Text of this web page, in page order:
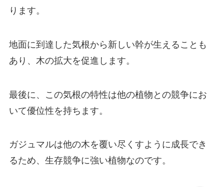
ります。
地面に到達した気根から新しい幹が生えることも
あり、木の拡大を促進します。
最後に、この気根の特性は他の植物との競争にお
いて優位性を持ちます。
ガジュマルは他の木を覆い尽くすように成長でき
るため、生存競争に強い植物なのです。